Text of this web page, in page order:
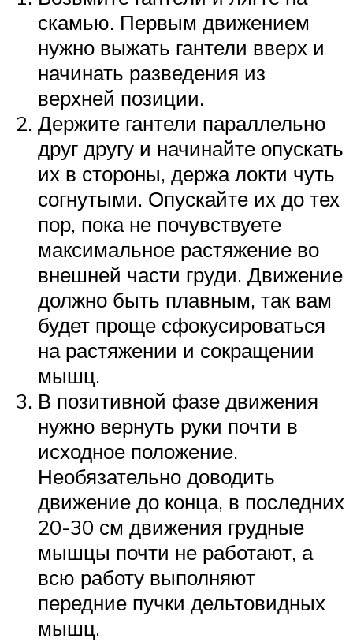
скамью. Первым движением
нужно выжать гантели вверх и
начинать разведения из
верхней позиции.
Держите гантели параллельно
друг другу и начинайте опускать
их в стороны, держа локти чуть
согнутыми. Опускайте их до тех
пор, пока не почувствуете
максимальное растяжение во
внешней части груди. Движение
должно быть плавным, так вам
будет проще сфокусироваться
на растяжении и сокращении
мышц.
В позитивной фазе движения
нужно вернуть руки почти в
исходное положение.
Необязательно доводить
движение до конца, в последних
20-30 см движения грудные
мышцы почти не работают, а
всю работу выполняют
передние пучки дельтовидных
мышц.